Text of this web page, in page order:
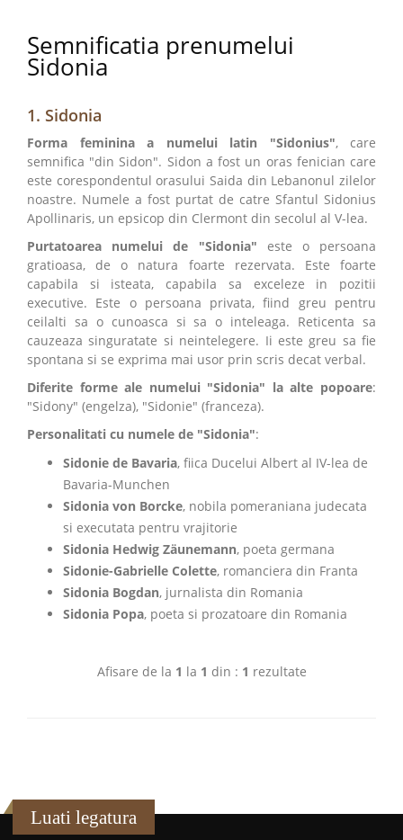
Semnificatia prenumelui
Sidonia
1. Sidonia
Forma feminina a numelui latin "Sidonius", care
semnifica "din Sidon". Sidon a fost un oras fenician care
este corespondentul orasului Saida din Lebanonul zilelor
noastre. Numele a fost purtat de catre Sfantul Sidonius
Apollinaris, un epsicop din Clermont din secolul al V-lea.
Purtatoarea numelui de "Sidonia" este o persoana
gratioasa, de o natura foarte rezervata. Este foarte
capabila si isteata, capabila sa exceleze in pozitii
executive. Este o persoana privata, fiind greu pentru
ceilalti sa o cunoasca si sa o inteleaga. Reticenta sa
cauzeaza singuratate si neintelegere. Ii este greu sa fie
spontana si se exprima mai usor prin scris decat verbal.
Diferite forme ale numelui "Sidonia" la alte popoare:
"Sidony" (engelza), "Sidonie" (franceza).
Personalitati cu numele de "Sidonia":
Sidonie de Bavaria, fiica Ducelui Albert al IV-lea de
Bavaria-Munchen
Sidonia von Borcke, nobila pomeraniana judecata
si executata pentru vrajitorie
Sidonia Hedwig Zäunemann, poeta germana
Sidonie-Gabrielle Colette, romanciera din Franta
Sidonia Bogdan, jurnalista din Romania
Sidonia Popa, poeta si prozatoare din Romania
Afisare de la 1 la 1 din : 1 rezultate
Luati legatura